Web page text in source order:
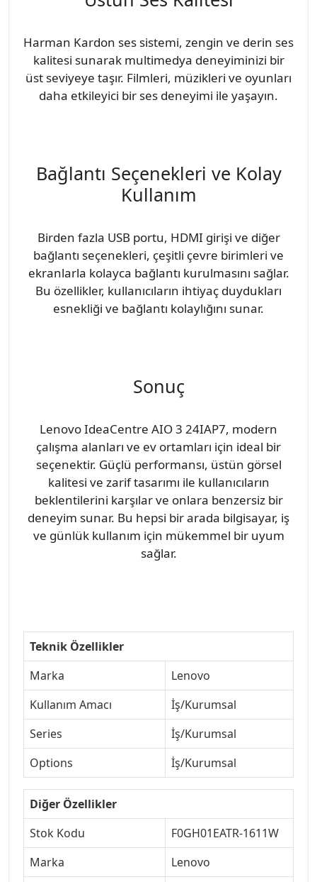
Harman Kardon ses sistemi, zengin ve derin ses
kalitesi sunarak multimedya deneyiminizi bir
üst seviyeye taşır. Filmleri, müzikleri ve oyunları
daha etkileyici bir ses deneyimi ile yaşayın.
Bağlantı Seçenekleri ve Kolay
Kullanım
Birden fazla USB portu, HDMI girişi ve diğer
bağlantı seçenekleri, çeşitli çevre birimleri ve
ekranlarla kolayca bağlantı kurulmasını sağlar.
Bu özellikler, kullanıcıların ihtiyaç duydukları
esnekliği ve bağlantı kolaylığını sunar.
Sonuç
Lenovo IdeaCentre AIO 3 24IAP7, modern
çalışma alanları ve ev ortamları için ideal bir
seçenektir. Güçlü performansı, üstün görsel
kalitesi ve zarif tasarımı ile kullanıcıların
beklentilerini karşılar ve onlara benzersiz bir
deneyim sunar. Bu hepsi bir arada bilgisayar, iş
ve günlük kullanım için mükemmel bir uyum
sağlar.
Teknik Özellikler
Marka
Lenovo
Kullanım Amacı
İş/Kurumsal
Series
İş/Kurumsal
Options
İş/Kurumsal
Diğer Özellikler
Stok Kodu
F0GH01EATR-1611W
Marka
Lenovo